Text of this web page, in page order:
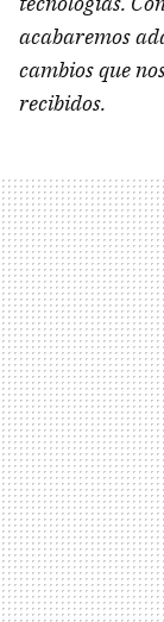
acabaremos
cambios que
recibidos.